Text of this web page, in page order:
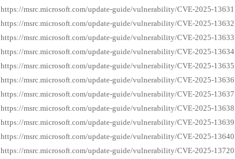
https://msrc.microsoft.com/update-guide/vulnerability/CVE-2025-13631
https://msrc.microsoft.com/update-guide/vulnerability/CVE-2025-13632
https://msrc.microsoft.com/update-guide/vulnerability/CVE-2025-13633
https://msrc.microsoft.com/update-guide/vulnerability/CVE-2025-13634
https://msrc.microsoft.com/update-guide/vulnerability/CVE-2025-13635
https://msrc.microsoft.com/update-guide/vulnerability/CVE-2025-13636
https://msrc.microsoft.com/update-guide/vulnerability/CVE-2025-13637
https://msrc.microsoft.com/update-guide/vulnerability/CVE-2025-13638
https://msrc.microsoft.com/update-guide/vulnerability/CVE-2025-13639
https://msrc.microsoft.com/update-guide/vulnerability/CVE-2025-13640
https://msrc.microsoft.com/update-guide/vulnerability/CVE-2025-13720